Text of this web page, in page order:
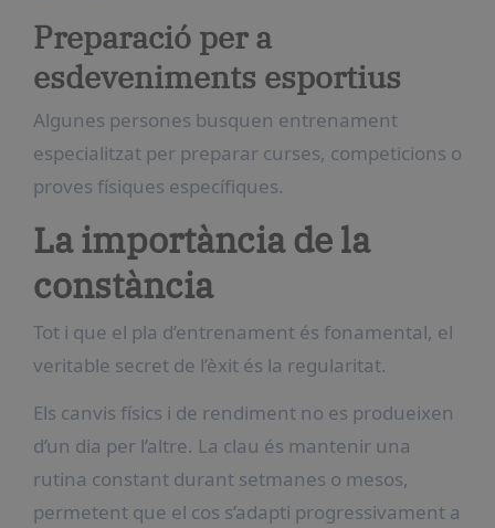
Preparació per a
esdeveniments esportius
Algunes persones busquen entrenament
especialitzat per preparar curses, competicions o
proves físiques específiques.
La importància de la
constància
Tot i que el pla d’entrenament és fonamental, el
veritable secret de l’èxit és la regularitat.
Els canvis físics i de rendiment no es produeixen
d’un dia per l’altre. La clau és mantenir una
rutina constant durant setmanes o mesos,
permetent que el cos s’adapti progressivament a